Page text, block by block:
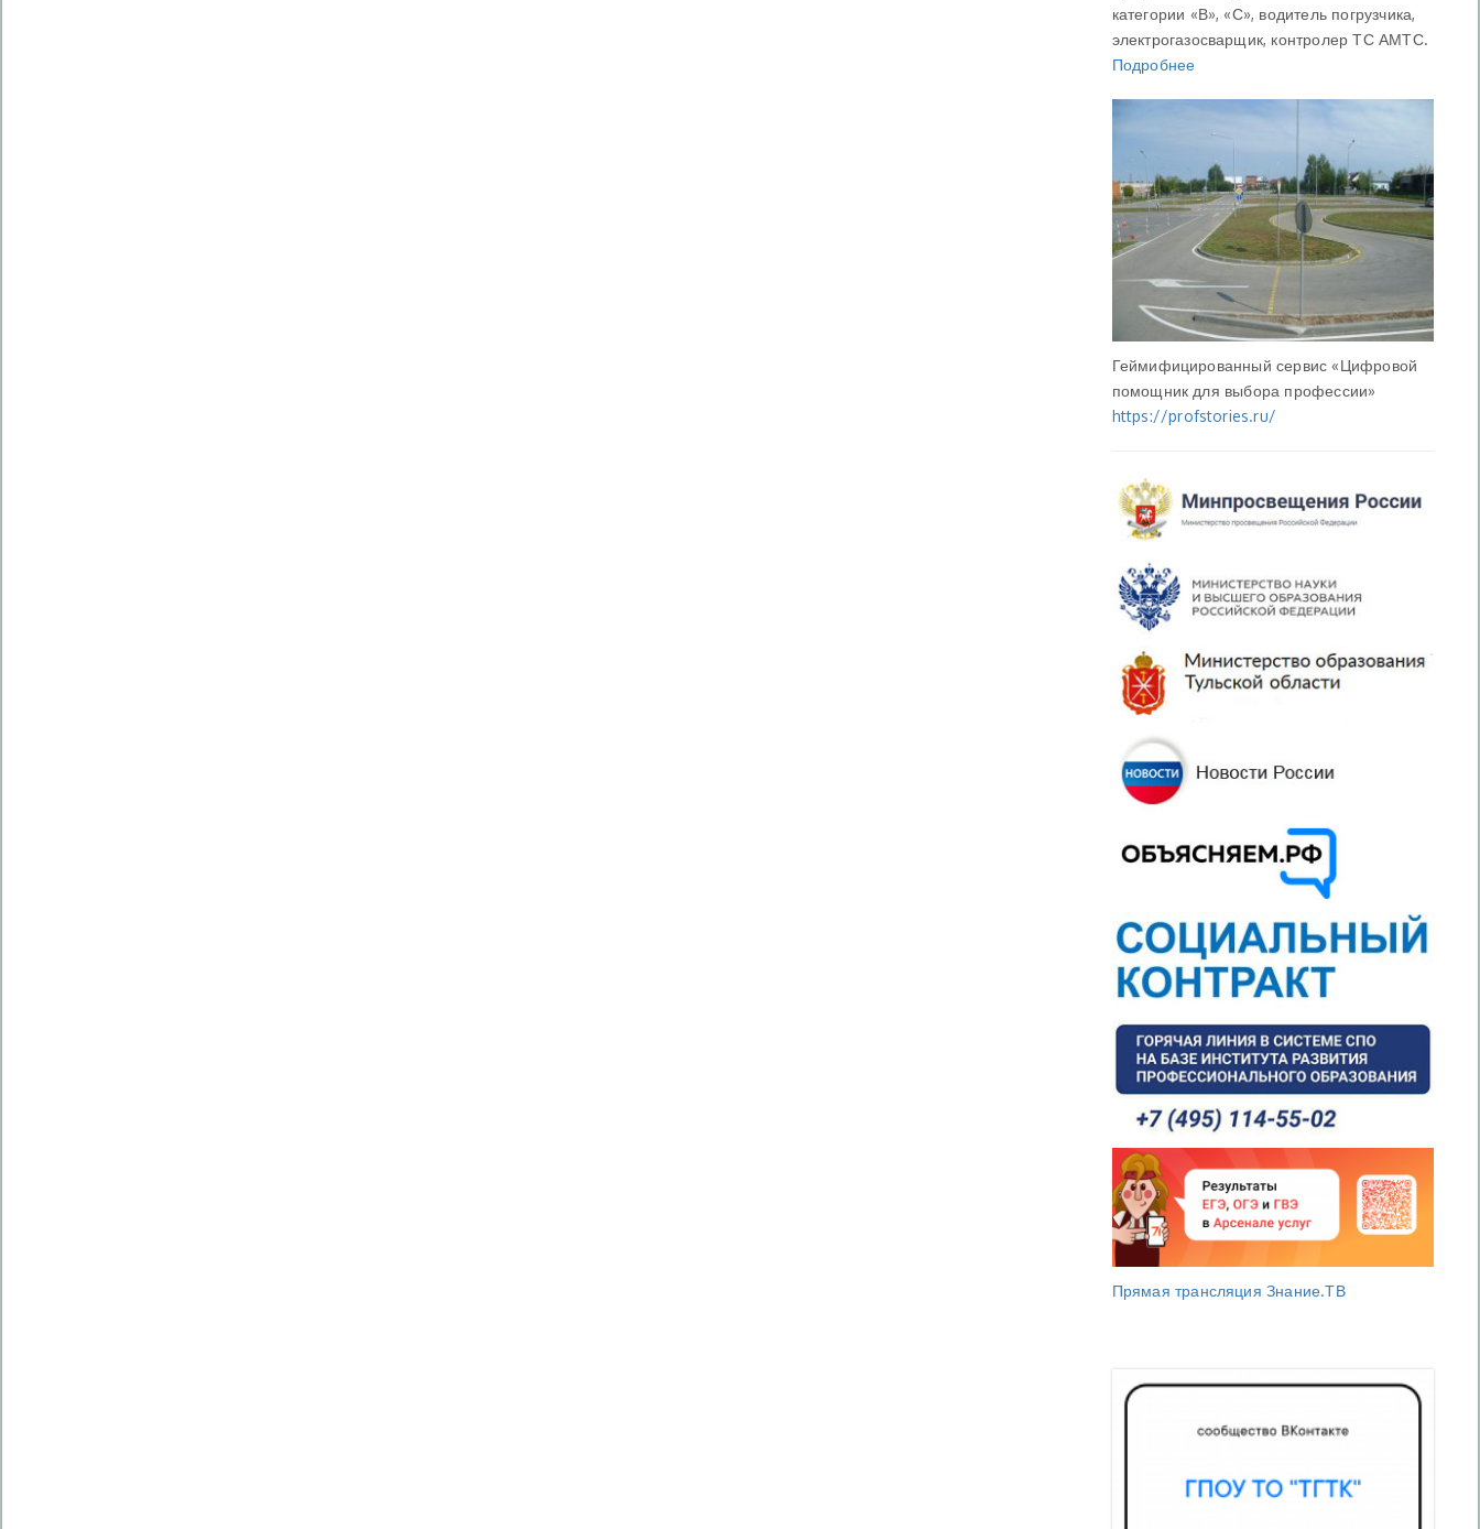
категории «В», «С», водитель погрузчика,
электрогазосварщик, контролер ТС АМТС.
Подробнее
Геймифицированный сервис «Цифровой
помощник для выбора профессии»
https://profstories.ru/
Прямая трансляция Знание.ТВ